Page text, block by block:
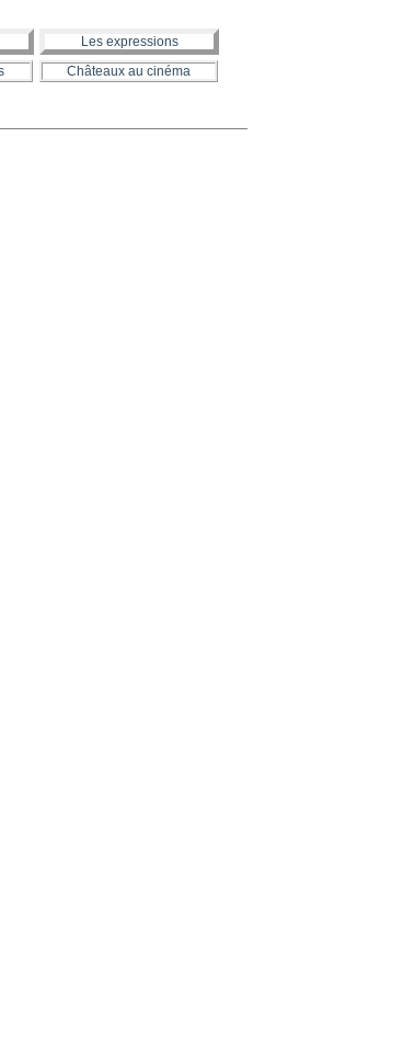
Les expressions
Châteaux au cinéma